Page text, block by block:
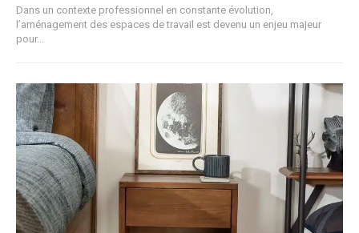
Dans un contexte professionnel en constante évolution,
l’aménagement des espaces de travail est devenu un enjeu majeur
pour...